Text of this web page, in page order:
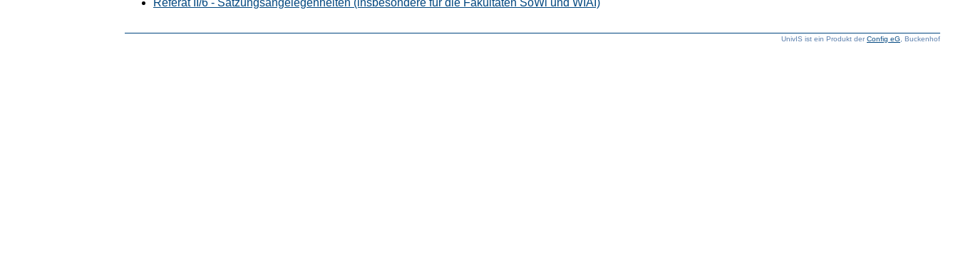
UnivIS ist ein Produkt derConfig eG , Buckenhof